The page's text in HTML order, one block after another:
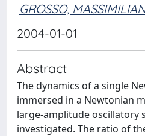
GROSSO,
2004-01-01
Abstract
The dynamics of a single
immersed in a Newtonian
large-amplitude oscillatory
investigated. The ratio of